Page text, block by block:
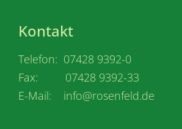
Kontakt
Telefon: 07428 9392-0
Fax: 07428 9392-33
E-Mail: info@rosenfeld.de